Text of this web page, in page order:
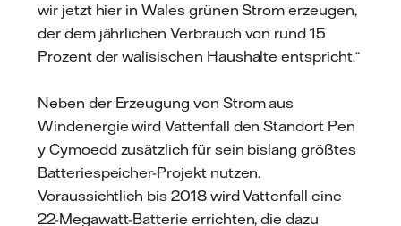
wir jetzt hier in Wales grünen Strom erzeugen,
der dem jährlichen Verbrauch von rund 15
Prozent der walisischen Haushalte entspricht.“
Neben der Erzeugung von Strom aus
Windenergie wird Vattenfall den Standort Pen
y Cymoedd zusätzlich für sein bislang größtes
Batteriespeicher-Projekt nutzen.
Voraussichtlich bis 2018 wird Vattenfall eine
22-Megawatt-Batterie errichten, die dazu